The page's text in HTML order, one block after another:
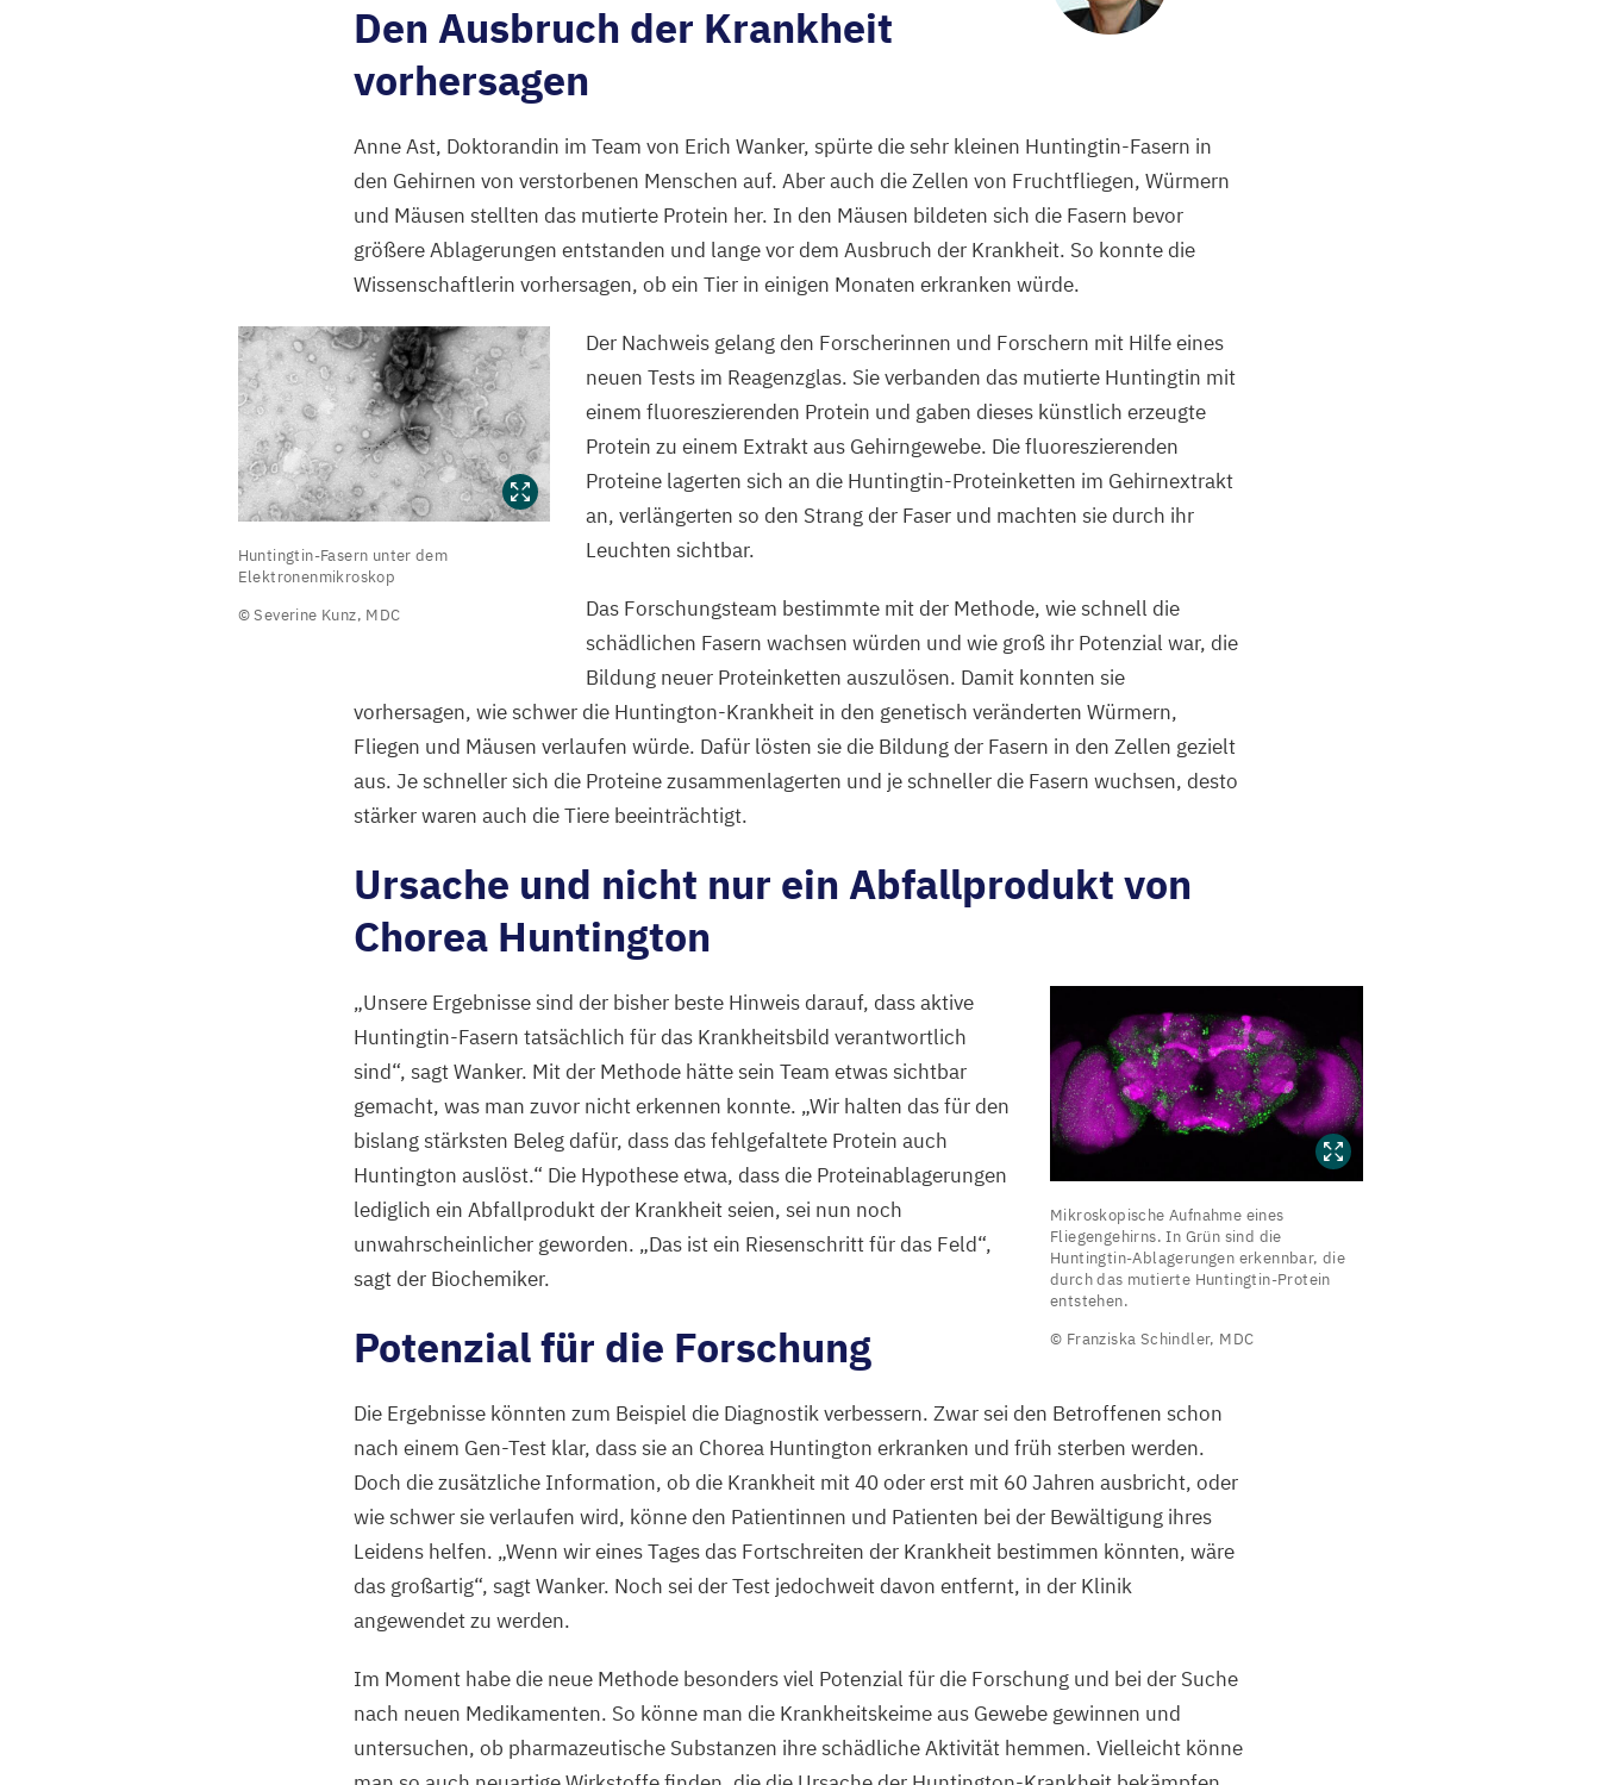
Den Ausbruch der Krankheit
vorhersagen
Anne Ast, Doktorandin im Team von Erich Wanker, spürte die sehr kleinen Huntingtin-Fasern in
den Gehirnen von verstorbenen Menschen auf. Aber auch die Zellen von Fruchtfliegen, Würmern
und Mäusen stellten das mutierte Protein her. In den Mäusen bildeten sich die Fasern bevor
größere Ablagerungen entstanden und lange vor dem Ausbruch der Krankheit. So konnte die
Wissenschaftlerin vorhersagen, ob ein Tier in einigen Monaten erkranken würde.
Fasern
unter
Huntingtin-Fasern unter dem
Elektronenmikroskop
© Severine Kunz, MDC
Der Nachweis gelang den Forscherinnen und Forschern mit Hilfe eines
neuen Tests im Reagenzglas. Sie verbanden das mutierte Huntingtin mit
einem fluoreszierenden Protein und gaben dieses künstlich erzeugte
Protein zu einem Extrakt aus Gehirngewebe. Die fluoreszierenden
Proteine lagerten sich an die Huntingtin-Proteinketten im Gehirnextrakt
an, verlängerten so den Strang der Faser und machten sie durch ihr
Leuchten sichtbar.
Das Forschungsteam bestimmte mit der Methode, wie schnell die
schädlichen Fasern wachsen würden und wie groß ihr Potenzial war, die
Bildung neuer Proteinketten auszulösen. Damit konnten sie
vorhersagen, wie schwer die Huntington-Krankheit in den genetisch veränderten Würmern,
Fliegen und Mäusen verlaufen würde. Dafür lösten sie die Bildung der Fasern in den Zellen gezielt
aus. Je schneller sich die Proteine zusammenlagerten und je schneller die Fasern wuchsen, desto
stärker waren auch die Tiere beeinträchtigt.
Ursache und nicht nur ein Abfallprodukt von
Chorea Huntington
Aufnahme
eines
Fliegengehirns.
In
sind
die
Huntingtin-
Ablagerungen
erkennbar,
die
mutierte
Huntingtin-
Protein
Mikroskopische Aufnahme eines
Fliegengehirns. In Grün sind die
Huntingtin-Ablagerungen erkennbar, die
durch das mutierte Huntingtin-Protein
entstehen.
© Franziska Schindler, MDC
„Unsere Ergebnisse sind der bisher beste Hinweis darauf, dass aktive
Huntingtin-Fasern tatsächlich für das Krankheitsbild verantwortlich
sind“, sagt Wanker. Mit der Methode hätte sein Team etwas sichtbar
gemacht, was man zuvor nicht erkennen konnte. „Wir halten das für den
bislang stärksten Beleg dafür, dass das fehlgefaltete Protein auch
Huntington auslöst.“ Die Hypothese etwa, dass die Proteinablagerungen
lediglich ein Abfallprodukt der Krankheit seien, sei nun noch
unwahrscheinlicher geworden. „Das ist ein Riesenschritt für das Feld“,
sagt der Biochemiker.
Potenzial für die Forschung
Die Ergebnisse könnten zum Beispiel die Diagnostik verbessern. Zwar sei den Betroffenen schon
nach einem Gen-Test klar, dass sie an Chorea Huntington erkranken und früh sterben werden.
Doch die zusätzliche Information, ob die Krankheit mit40oder erst mit 60Jahren ausbricht, oder
wie schwer sie verlaufen wird, könne den Patientinnen und Patienten bei der Bewältigung ihres
Leidens helfen. „Wenn wir eines Tages das Fortschreiten der Krankheit bestimmen könnten, wäre
das großartig“, sagt Wanker. Noch sei der Test jedochweit davon entfernt, in der Klinik
angewendet zu werden.
Im Moment habe die neue Methode besonders viel Potenzial für die Forschung und bei der Suche
nach neuen Medikamenten. So könne man die Krankheitskeime aus Gewebe gewinnen und
untersuchen, ob pharmazeutische Substanzen ihre schädliche Aktivität hemmen. Vielleicht könne